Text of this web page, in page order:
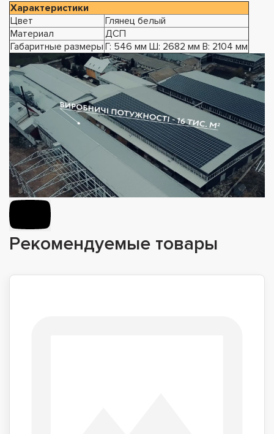
Характеристики
Цвет
Глянец белый
Материал
ДСП
Габаритные размеры Г: 546 мм Ш: 2682 мм В: 2104 мм
Рекомендуемые товары